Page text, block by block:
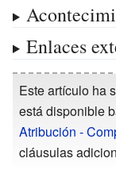
Enlaces
Este artículo ha
está disponible
Atribución -
cláusulas